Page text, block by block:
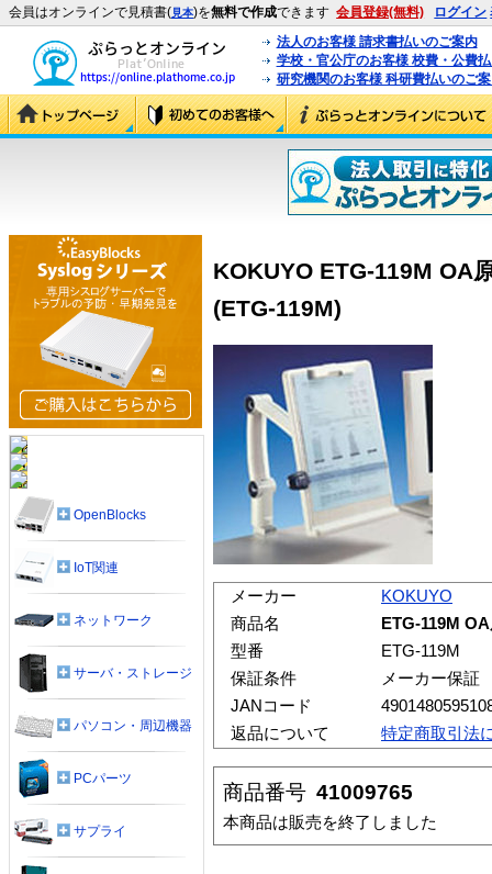
会員はオンラインで見積書(見本)を無料で作成できます 会員登録(無料) ログイン
法人のお客様 請求書払いのご案内
学校・官公庁のお客様 校費・公費
研究機関のお客様 科研費払いのご
KOKUYO ETG-119M OA
(ETG-119M)
メーカー
KOKUYO
商品名
ETG-119M
型番
ETG-119M
保証条件
メーカー保証
JANコード
返品について
特定商取引法
商品番号 41009765
本商品は販売を終了しました
OpenBlocks
IoT関連
ネットワーク
サーバ・ストレージ
パソコン・周辺機器
PCパーツ
サプライ